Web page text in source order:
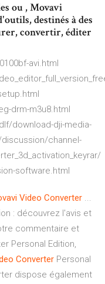
ou , Movavi
destinés à des
convertir, éditer
avi.html
drm-m3u8.html
download-dji-media-
channel-
software.html
Video Converter ...
: découvrez l'avis et
commentaire et
Personal Edition,
Converter Personal
dispose également